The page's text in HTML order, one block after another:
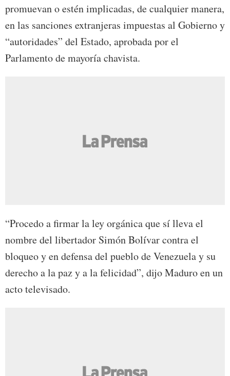
promuevan o estén implicadas, de cualquier manera,
en las sanciones extranjeras impuestas al Gobierno y
“autoridades” del Estado, aprobada por el
Parlamento de mayoría chavista.
“Procedo a firmar la ley orgánica que sí lleva el
nombre del libertador Simón Bolívar contra el
bloqueo y en defensa del pueblo de Venezuela y su
derecho a la paz y a la felicidad”, dijo Maduro en un
acto televisado.